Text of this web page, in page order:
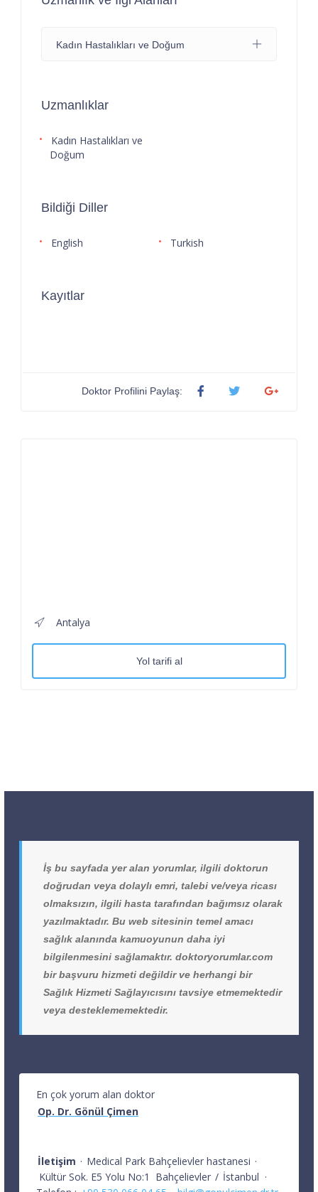
Kadın Hastalıkları ve Doğum
Uzmanlıklar
Kadın Hastalıkları ve
Doğum
Bildiği Diller
English Turkish
Kayıtlar
Doktor Profilini Paylaş:
Antalya
Yol tarifi al
İş bu sayfada yer alan yorumlar, ilgili doktorun
doğrudan veya dolaylı emri, talebi ve/veya ricası
olmaksızın, ilgili hasta tarafından bağımsız olarak
yazılmaktadır. Bu web sitesinin temel amacı
sağlık alanında kamuoyunun daha iyi
bilgilenmesini sağlamaktır. doktoryorumlar.com
bir başvuru hizmeti değildir ve herhangi bir
Sağlık Hizmeti Sağlayıcısını tavsiye etmemektedir
veya desteklememektedir.
En çok yorum alan doktor
Op. Dr. Gönül Çimen
İletişim · Medical Park Bahçelievler hastanesi ·
Kültür Sok. E5 Yolu No:1
Bahçelievler / İstanbul ·